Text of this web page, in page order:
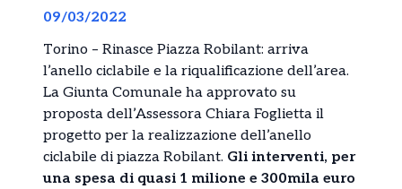
09/03/2022
Torino – Rinasce Piazza Robilant: arriva
l’anello ciclabile e la riqualificazione dell’area.
La Giunta Comunale ha approvato su
proposta dell’Assessora Chiara Foglietta il
progetto per la realizzazione dell’anello
ciclabile di piazza Robilant. Gli interventi, per
una spesa di quasi 1 milione e 300mila euro